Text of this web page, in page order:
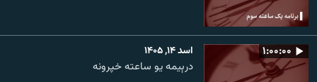
۱:۰۰:۰۰ اسد ۱۴, ۱۴۰۵
درېیمه یو ساعته خپرونه